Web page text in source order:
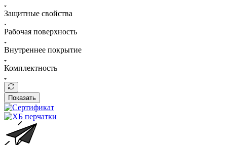
Защитные свойства
Рабочая поверхность
Внутреннее покрытие
Комплектность
Показать